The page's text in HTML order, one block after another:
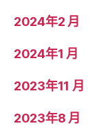
2024年2 月
2024年1 月
2023年11 月
2023年8 月